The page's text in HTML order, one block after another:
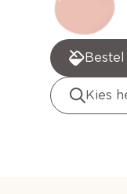
Kies